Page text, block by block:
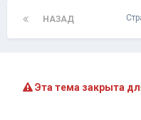
только дакают в след.
Тут на форуме не уважают